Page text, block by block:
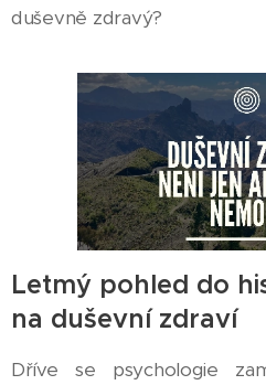
duševně zdravý?
Letmý pohled do
na duševní zdraví
Dříve se psychologie